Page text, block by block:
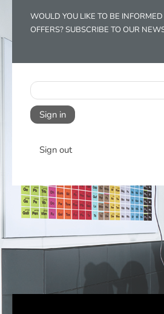
WOULD YOU LIKE TO BE
OFFERS? SUBSCRIBE TO OUR
Sign in
Sign out